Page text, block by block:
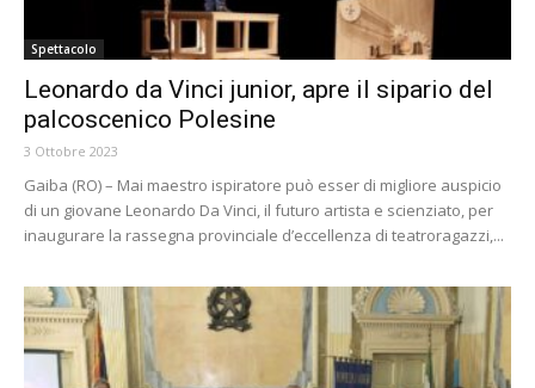
Spettacolo
Leonardo da Vinci junior, apre il sipario del
palcoscenico Polesine
3 Ottobre 2023
Gaiba (RO) – Mai maestro ispiratore può esser di migliore auspicio
di un giovane Leonardo Da Vinci, il futuro artista e scienziato, per
inaugurare la rassegna provinciale d’eccellenza di teatroragazzi,...